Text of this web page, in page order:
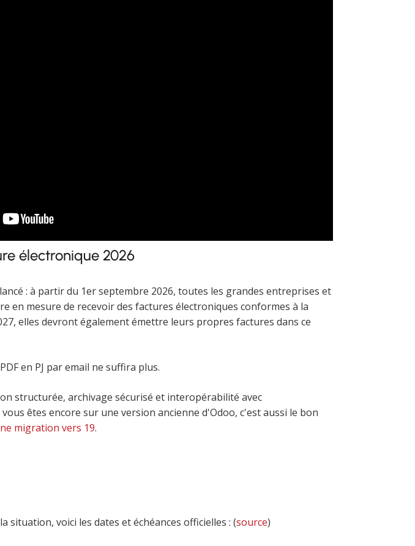
électronique 2026
: à partir du 1er septembre 2026, toutes les grandes entreprises et
en mesure de recevoir des factures électroniques conformes à la
elles devront également émettre leurs propres factures dans ce
en PJ par email ne suffira plus.
structurée, archivage sécurisé et interopérabilité avec
êtes encore sur une version ancienne d'Odoo, c'est aussi le bon
migration vers 19.
situation, voici les dates et échéances officielles : (source)